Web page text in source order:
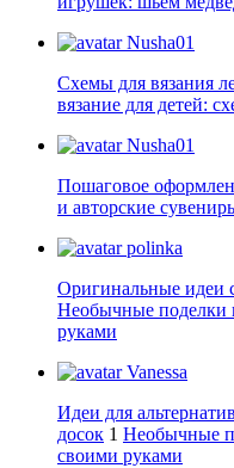
Nusha01
Схемы для вязания
вязание для детей:
Nusha01
Пошаговое
и авторские
polinka
Оригинальные идеи
Необычные поделки
руками
Vanessa
Идеи для
досок 1 Необычные
своими руками